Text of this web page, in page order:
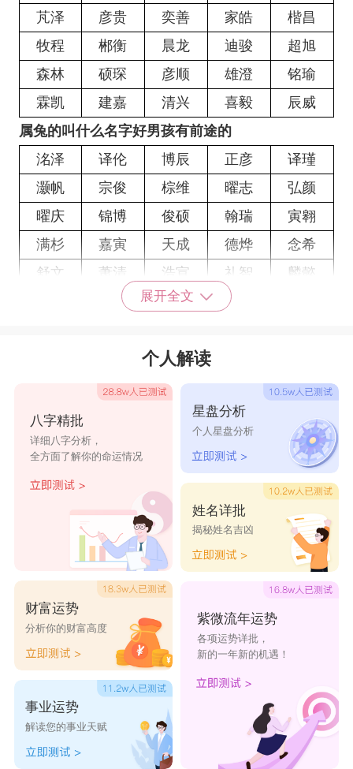
芃泽
彦贵 奕善 家皓
楷昌
牧程
郴衡 晨龙 迪骏
超旭
森林
硕琛 彦顺 雄澄
铭瑜
霖凯
建嘉 清兴 喜毅
辰威
属兔的叫什么名字好男孩有前途的
洺泽
译伦 博辰 正彦
译瑾
灏帆
宗俊 棕维 曜志
弘颜
曜庆
锦博 俊硕 翰瑞
寅翱
满杉
嘉寅 天成 德烨
念希
舒文
萧清 浩宣 礼智
麟懿
廷君 瑞鑫 鸿启
新润
健勤 辰黎 纶灏
毅辰
咏迅
熙丞
亦旭
坚毅
泰霖
展开全文
个人解读
八字精批
详细八字分析，
全方面了解你的命运情况
财富运势
分析你的财富高度
事业运势
解读您的事业天赋
星盘分析
个人星盘分析
姓名详批
揭秘姓名吉凶
紫微流年运势
各项运势详批，
新的一年新的机遇！